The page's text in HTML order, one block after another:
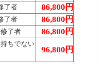
了者 86,800円
了者 86,800円
了者 86,800円
ちでない
96,800円